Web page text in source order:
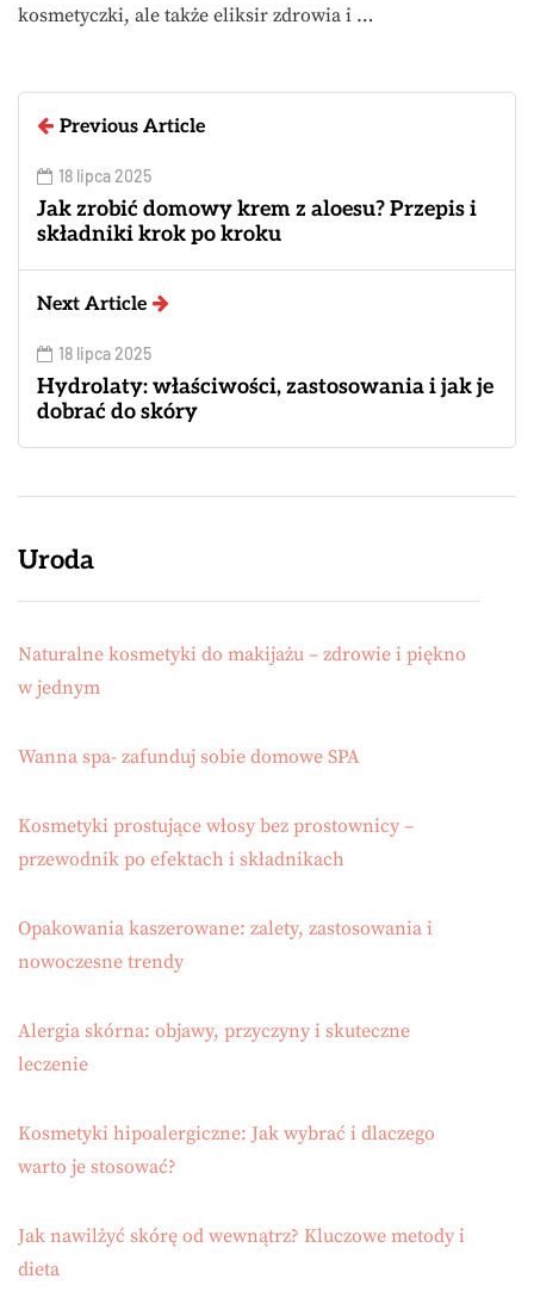
kosmetyczki, ale także eliksir zdrowia i …
Previous Article
18 lipca 2025
Jak zrobić domowy krem z aloesu? Przepis i
składniki krok po kroku
Next Article
18 lipca 2025
Hydrolaty: właściwości, zastosowania i jak je
dobrać do skóry
Uroda
Naturalne kosmetyki do makijażu – zdrowie i piękno
w jednym
Wanna spa- zafunduj sobie domowe SPA
Kosmetyki prostujące włosy bez prostownicy –
przewodnik po efektach i składnikach
Opakowania kaszerowane: zalety, zastosowania i
nowoczesne trendy
Alergia skórna: objawy, przyczyny i skuteczne
leczenie
Kosmetyki hipoalergiczne: Jak wybrać i dlaczego
warto je stosować?
Jak nawilżyć skórę od wewnątrz? Kluczowe metody i
dieta